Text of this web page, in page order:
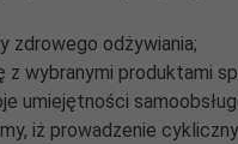
zdrowego odżywiania;
z wybranymi produktami
umiejętności
iż prowadzenie